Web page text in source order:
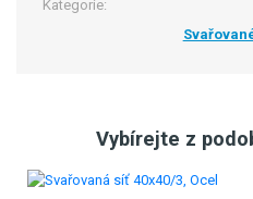
Kategorie:
Vybírejte z